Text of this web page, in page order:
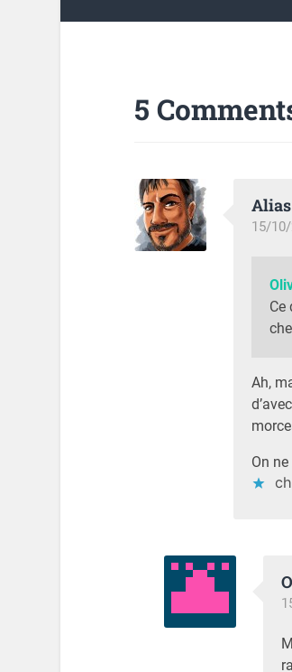
5
Alias
15/
Ce
Ah,
On